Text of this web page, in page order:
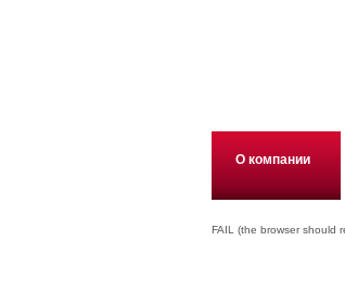
О компании
FAIL (the browser should